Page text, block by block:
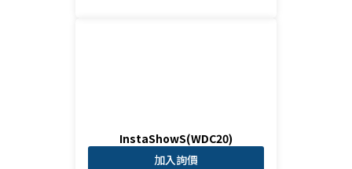
InstaShowS(WDC20)
加入詢價